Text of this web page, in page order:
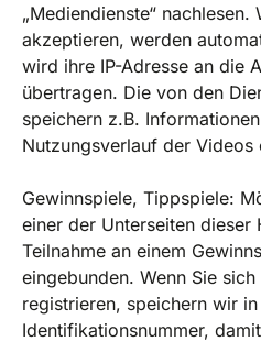
„Mediendienste“
akzeptieren, werden
wird ihre IP-Adresse an die
übertragen. Die von den
speichern z.B.
Nutzungsverlauf der Videos
Gewinnspiele, Tippspiele:
einer der Unterseiten
Teilnahme an einem
eingebunden. Wenn Sie
registrieren, speichern wir
Identifikationsnummer,